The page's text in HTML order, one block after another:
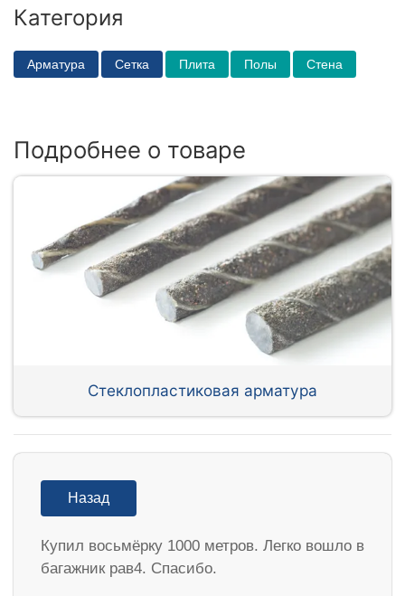
Категория
Арматура Сетка Плита Полы Стена
Подробнее о товаре
Стеклопластиковая арматура
Назад
Купил восьмёрку 1000 метров. Легко вошло в
багажник рав4. Спасибо.